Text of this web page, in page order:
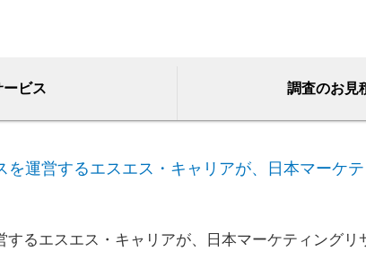
調査のお見
ビス
運営するエスエス・キャリアが、日本マーケ
るエスエス・キャリアが、日本マーケティングリ